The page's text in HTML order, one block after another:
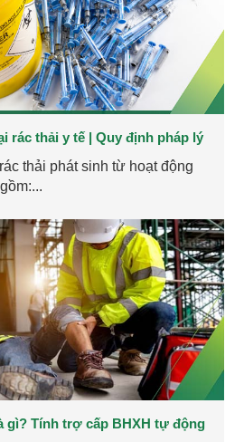
rác thải y tế | Quy định pháp lý
thải phát sinh từ hoạt động
gì? Tính trợ cấp BHXH tự động